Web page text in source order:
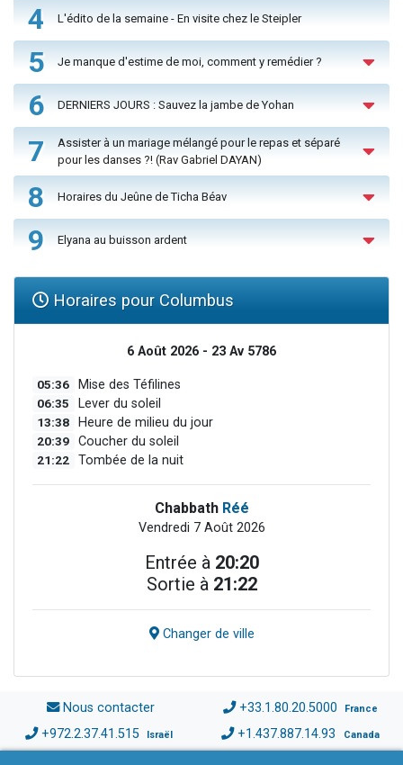
4 L'édito de la semaine - En visite chez le Steipler
5 Je manque d'estime de moi, comment y remédier ?
6 DERNIERS JOURS : Sauvez la jambe de Yohan
7
Assister à un mariage mélangé pour le repas et séparé
pour les danses ?! (Rav Gabriel DAYAN)
8 Horaires du Jeûne de Ticha Béav
9 Elyana au buisson ardent
Horaires pour Columbus
6 Août 2026 - 23 Av 5786
05:36 Mise des Téfilines
06:35 Lever du soleil
13:38 Heure de milieu du jour
20:39 Coucher du soleil
21:22 Tombée de la nuit
Chabbath Réé
Vendredi 7 Août 2026
Entrée à 20:20
Sortie à 21:22
Changer de ville
Nous contacter +33.1.80.20.5000 France
+972.2.37.41.515 Israël +1.437.887.14.93 Canada